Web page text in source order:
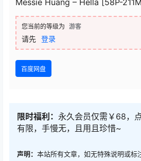
您当前的等级为 游客
请先 登录
百度网盘
限时福利： 永久会员仅需￥68，
有限，手慢无，且用且珍惜~
声明： 本站所有文章，如无特殊说明或标